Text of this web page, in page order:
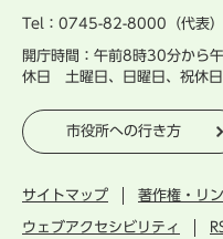
Tel：0745-82-8000（代表
開庁時間：午前8時30分から
休日 土曜日、日曜日、祝休
市役所への行き方
サイトマップ 著作権・リ
ウェブアクセシビリティ